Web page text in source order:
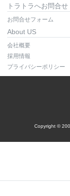
トラトラへお問合せ
お問合せフォーム
About US
会社概要
採用情報
プライバシーポリシー
Copyright ©